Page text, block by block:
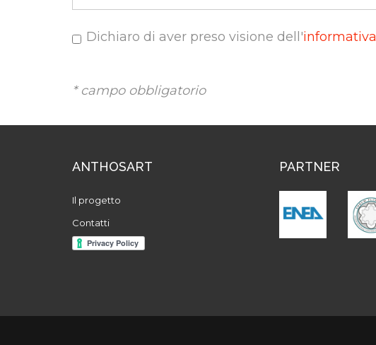
Dichiaro di aver preso visione dell'informativa
* campo obbligatorio
ANTHOSART
Il progetto
Contatti
PARTNER